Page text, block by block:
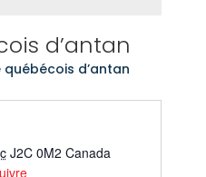
d’antan
d’antan
J2C 0M2 Canada